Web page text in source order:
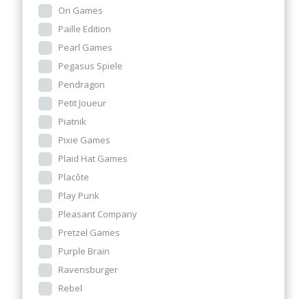
Ori Games
Paille Edition
Pearl Games
Pegasus Spiele
Pendragon
Petit Joueur
Piatnik
Pixie Games
Plaid Hat Games
Placôte
Play Punk
Pleasant Company
Pretzel Games
Purple Brain
Ravensburger
Rebel